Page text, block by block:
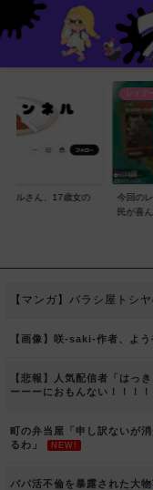
ネルさん、17歳女の
レイダ
今回の
民が喜
【マンガ】バラシ屋トシ
【画像】咲-saki-作者、よ
【悲報】人気配信者「はっ
ーーーにおもんない！！！
町の弁当屋「申し訳ないが
るわ」
NEW!
パパ活不倫を暴露された大